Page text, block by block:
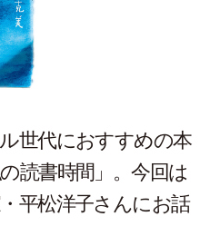
世代におすすめの本
読書時間」。今回は
平松洋子さんにお話